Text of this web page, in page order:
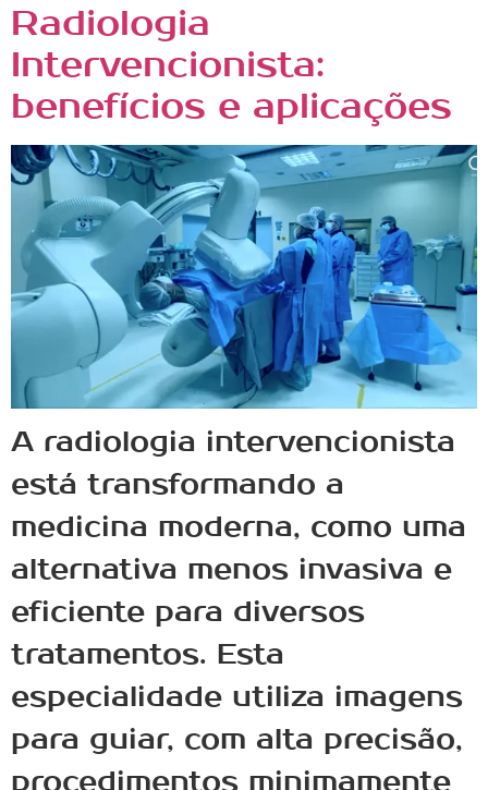
Radiologia
Intervencionista:
benefícios e aplicações
A radiologia intervencionista
está transformando a
medicina moderna, como uma
alternativa menos invasiva e
eficiente para diversos
tratamentos. Esta
especialidade utiliza imagens
para guiar, com alta precisão,
procedimentos minimamente